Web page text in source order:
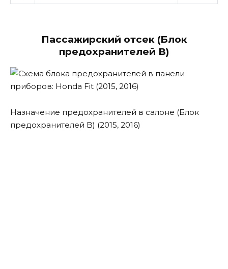
Пассажирский отсек (Блок
предохранителей B)
Назначение предохранителей в салоне (Блок
предохранителей B) (2015, 2016)